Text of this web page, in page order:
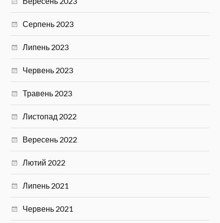
Серпень 2023
Липень 2023
Червень 2023
Травень 2023
Листопад 2022
Вересень 2022
Лютий 2022
Липень 2021
Червень 2021